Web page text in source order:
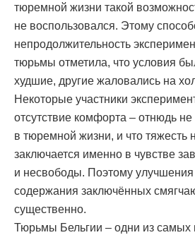
тюремной жизни такой
не воспользовался. Этому
непродолжительность
тюрьмы отметила, что условия
худшие, другие жаловались на
Некоторые участники
отсутствие комфорта – отнюдь
в тюремной жизни, и что тяжесть
заключается именно в чувстве
и несвободы. Поэтому улучшения
содержания заключённых
существенно.
Тюрьмы Бельгии – одни из самых